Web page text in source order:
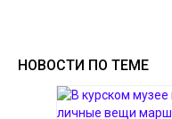
НОВОСТИ ПО ТЕМЕ